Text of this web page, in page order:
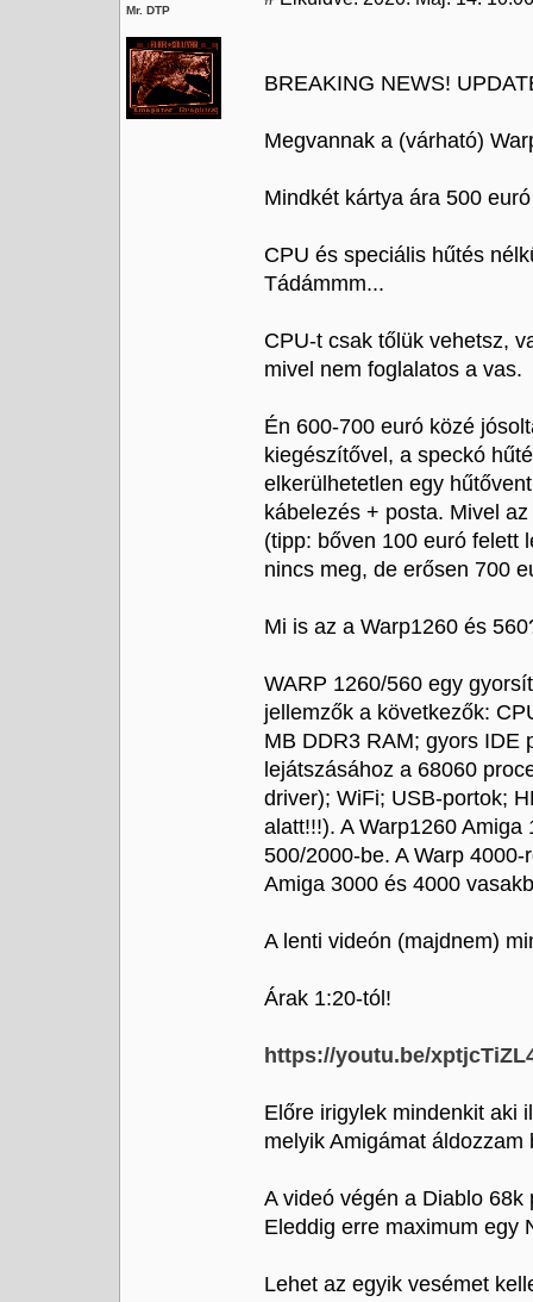
Mr. DTP
BREAKING NEWS!
Megvannak a (várható)
Mindkét kártya ára 500
CPU és speciális hűtés
Tádámmm...
CPU-t csak tőlük vehetsz,
mivel nem foglalatos a vas.
Én 600-700 euró közé
kiegészítővel, a speckó
elkerülhetetlen egy
kábelezés + posta. Mivel
(tipp: bőven 100 euró felett
nincs meg, de erősen 700
Mi is az a Warp1260 és
WARP 1260/560 egy
jellemzők a következők:
MB DDR3 RAM; gyors IDE
lejátszásához a 68060
driver); WiFi; USB-portok;
alatt!!!). A Warp1260
500/2000-be. A Warp
Amiga 3000 és 4000
A lenti videón (majdnem)
Árak 1:20-tól!
https://youtu.be/
Előre irigylek mindenkit aki
melyik Amigámat
A videó végén a Diablo
Eleddig erre maximum egy
Lehet az egyik vesémet